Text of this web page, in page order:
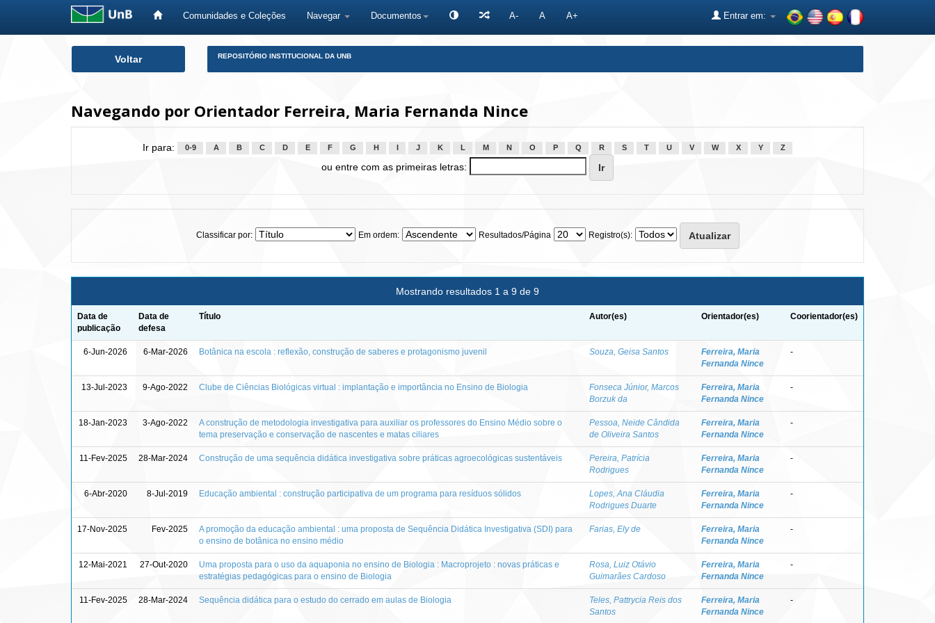
Comunidades e Coleções Navegar Documentos A- A A+ Entrar em:
Voltar REPOSITÓRIO INSTITUCIONAL DA UNB
Navegando por Orientador Ferreira, Maria Fernanda Nince
Ir para: 0-9 A B C D E F G H J K L M N O P Q R S T U V W X Y Z
ou entre com as primeiras letras:
Classificar por: Em ordem: Resultados/Página Registro(s):
Mostrando resultados 1 a 9 de 9
Data de
publicação
Data de
defesa
Título Autor(es) Orientador(es) Coorientador(es)
6-Jun-2026 6-Mar-2026 Botânica na escola : reflexão, construção de saberes e protagonismo juvenil Souza, Geisa Santos
Ferreira, Maria
Fernanda Nince
-
13-Jul-2023 9-Ago-2022 Clube de Ciências Biológicas virtual : implantação e importância no Ensino de Biologia
Fonseca Júnior, Marcos
Borzuk da
Ferreira, Maria
Fernanda Nince
-
18-Jan-2023 3-Ago-2022
A construção de metodologia investigativa para auxiliar os professores do Ensino Médio sobre o
tema preservação e conservação de nascentes e matas ciliares
Pessoa, Neide Cândida
de Oliveira Santos
Ferreira, Maria
Fernanda Nince
-
11-Fev-2025 28-Mar-2024 Construção de uma sequência didática investigativa sobre práticas agroecológicas sustentáveis
Pereira, Patrícia
Rodrigues
Ferreira, Maria
Fernanda Nince
-
6-Abr-2020 8-Jul-2019 Educação ambiental : construção participativa de um programa para resíduos sólidos
Lopes, Ana Cláudia
Rodrigues Duarte
Ferreira, Maria
Fernanda Nince
-
17-Nov-2025 Fev-2025
A promoção da educação ambiental : uma proposta de Sequência Didática Investigativa (SDI) para
o ensino de botânica no ensino médio
Farias, Ely de
Ferreira, Maria
Fernanda Nince
-
12-Mai-2021 27-Out-2020
Uma proposta para o uso da aquaponia no ensino de Biologia : Macroprojeto : novas práticas e
estratégias pedagógicas para o ensino de Biologia
Rosa, Luiz Otávio
Guimarães Cardoso
Ferreira, Maria
Fernanda Nince
-
11-Fev-2025 28-Mar-2024 Sequência didática para o estudo do cerrado em aulas de Biologia
Teles, Pattrycia Reis dos
Santos
Ferreira, Maria
Fernanda Nince
-